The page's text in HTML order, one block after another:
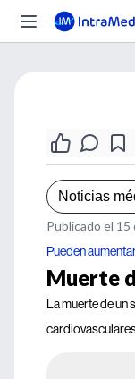
Noticias
Publicado el
Pueden
Muerte
La muerte de